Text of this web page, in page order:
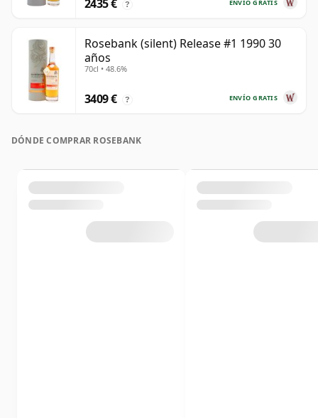
ENVÍO GRATIS
2435 € ?
Rosebank (silent) Release #1 1990 30
años
70cl • 48.6%
ENVÍO GRATIS
3409 € ?
DÓNDE COMPRAR ROSEBANK